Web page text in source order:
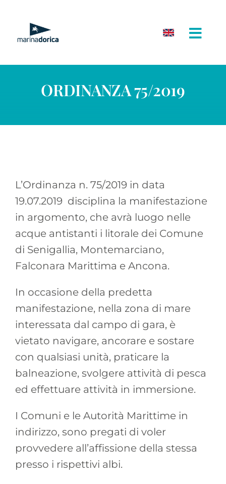
contenuto
ORDINANZA 75/2019
L’Ordinanza n. 75/2019 in data
19.07.2019 disciplina la manifestazione
in argomento, che avrà luogo nelle
acque antistanti i litorale dei Comune
di Senigallia, Montemarciano,
Falconara Marittima e Ancona.
In occasione della predetta
manifestazione, nella zona di mare
interessata dal campo di gara, è
vietato navigare, ancorare e sostare
con qualsiasi unità, praticare la
balneazione, svolgere attività di pesca
ed effettuare attività in immersione.
I Comuni e le Autorità Marittime in
indirizzo, sono pregati di voler
provvedere all’affissione della stessa
presso i rispettivi albi.